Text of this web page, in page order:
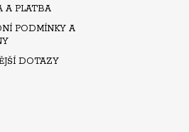
A PLATBA
PODMÍNKY A
DOTAZY